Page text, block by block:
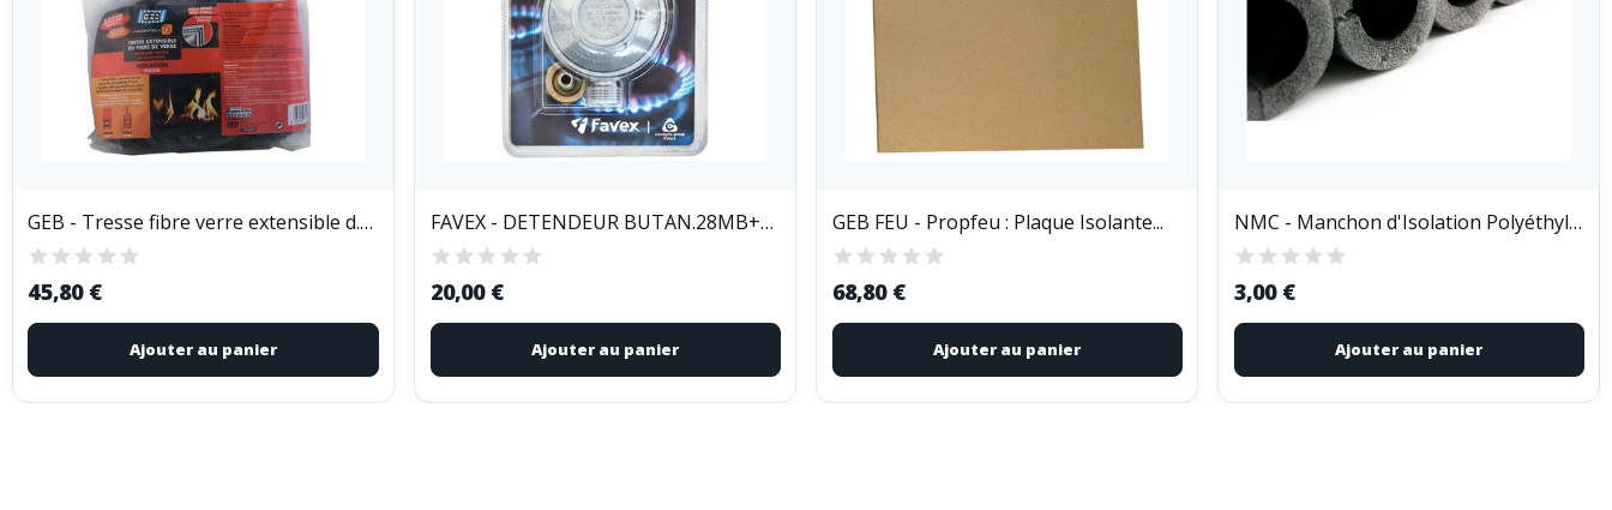
GEB - Tresse fibre verre extensible d.10mmx5m...
45,80 €
Ajouter au panier
FAVEX - DETENDEUR BUTAN.28MB+TETINE SC
20,00 €
Ajouter au panier
GEB FEU - Propfeu : Plaque Isolante...
68,80 €
Ajouter au panier
NMC - Manchon d'Isolation Polyéthylène Gris 9mm...
3,00 €
Ajouter au panier